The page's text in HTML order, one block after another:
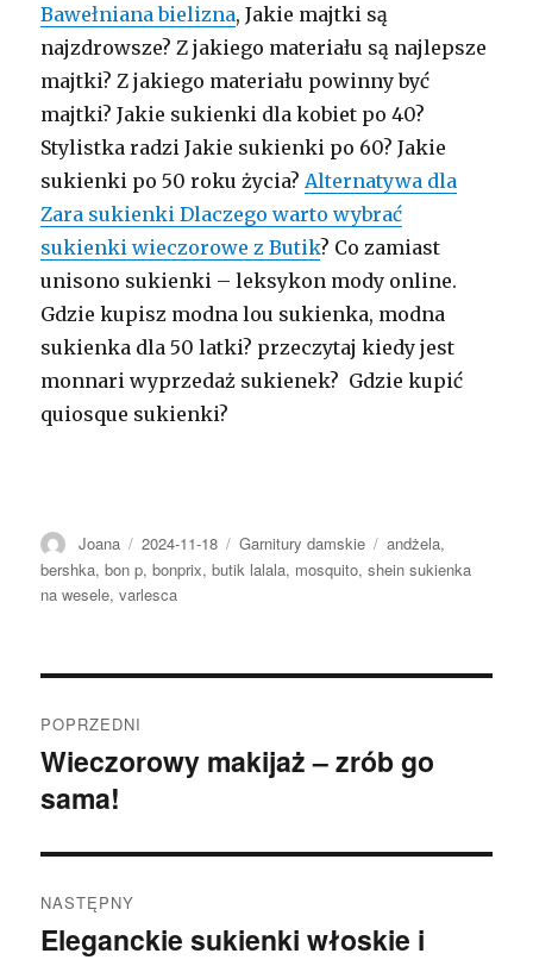
Bawełniana bielizna, Jakie majtki są
najzdrowsze? Z jakiego materiału są najlepsze
majtki? Z jakiego materiału powinny być
majtki? Jakie sukienki dla kobiet po 40?
Stylistka radzi Jakie sukienki po 60? Jakie
sukienki po 50 roku życia? Alternatywa dla
Zara sukienki Dlaczego warto wybrać
sukienki wieczorowe z Butik? Co zamiast
unisono sukienki – leksykon mody online.
Gdzie kupisz modna lou sukienka, modna
sukienka dla 50 latki? przeczytaj kiedy jest
monnari wyprzedaż sukienek? Gdzie kupić
quiosque sukienki?
Autor
Joana Opublikowano
2024-11-18 Kategorie
Garnitury damskie Tagi
andżela,
bershka,bon p,bonprix,butik lalala, mosquito,shein sukienka
na wesele,varlesca
wpisu
POPRZEDNI
Poprzedni
wpis:
Wieczorowy makijaż – zrób go
sama!
NASTĘPNY
Następny
Eleganckie sukienki włoskie i